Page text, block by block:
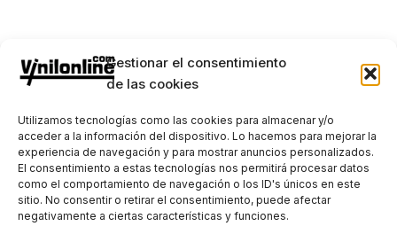
Gestionar el consentimiento
de las cookies
Utilizamos tecnologías como las cookies para almacenar y/o
acceder a la información del dispositivo. Lo hacemos para mejorar la
experiencia de navegación y para mostrar anuncios personalizados.
El consentimiento a estas tecnologías nos permitirá procesar datos
como el comportamiento de navegación o los ID's únicos en este
sitio. No consentir o retirar el consentimiento, puede afectar
negativamente a ciertas características y funciones.